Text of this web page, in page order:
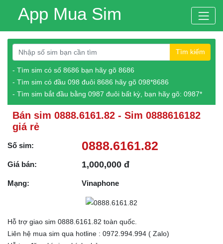
App Mua Sim
Tìm kiếm
- Tìm sim có số 8686 bạn hãy gõ 8686
- Tìm sim có đầu 098 đuôi 8686 hãy gõ 098*8686
- Tìm sim bắt đầu bằng 0987 đuôi bất kỳ, bạn hãy gõ: 0987*
Bán sim 0888.6161.82 - Sim 0888616182
giá rẻ
Số sim: 0888.6161.82
Giá bán: 1,000,000 đ
Mạng: Vinaphone
Hỗ trợ giao sim 0888.6161.82 toàn quốc.
Liên hệ mua sim qua hotline : 0972.994.994 ( Zalo)